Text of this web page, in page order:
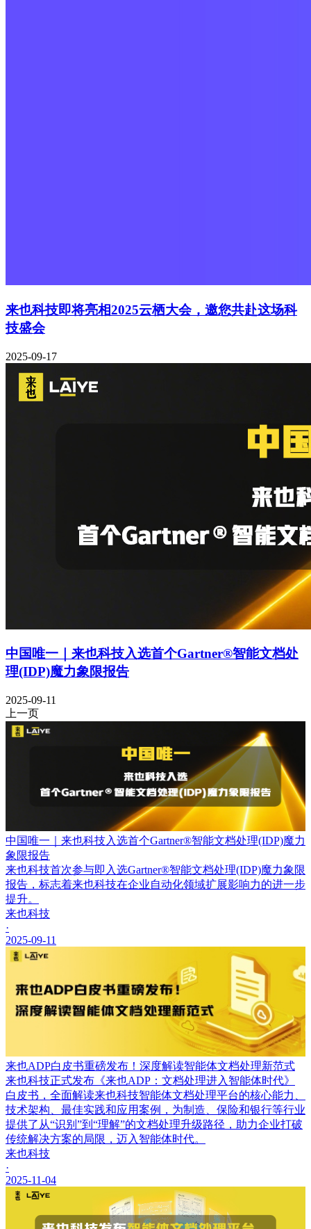
来也科技即将亮相2025云栖大会，邀您共赴这场科
技盛会
2025-09-17
中国唯一｜来也科技入选首个Gartner®智能文档处
理(IDP)魔力象限报告
2025-09-11
上一页
中国唯一｜来也科技入选首个Gartner®智能文档处理(IDP)魔力
象限报告
来也科技首次参与即入选Gartner®智能文档处理(IDP)魔力象限
报告，标志着来也科技在企业自动化领域扩展影响力的进一步
提升。
来也科技
·
2025-09-11
来也ADP白皮书重磅发布！深度解读智能体文档处理新范式
来也科技正式发布《来也ADP：文档处理进入智能体时代》
白皮书，全面解读来也科技智能体文档处理平台的核心能力、
技术架构、最佳实践和应用案例，为制造、保险和银行等行业
提供了从“识别”到“理解”的文档处理升级路径，助力企业打破
传统解决方案的局限，迈入智能体时代。
来也科技
·
2025-11-04